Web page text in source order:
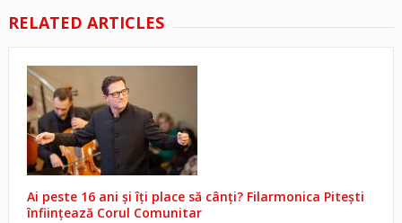
RELATED ARTICLES
Ai peste 16 ani și îți place să cânți? Filarmonica Pitești
înființează Corul Comunitar